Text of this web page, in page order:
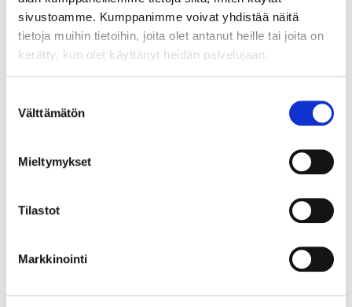
sivustoamme. Kumppanimme voivat yhdistää näitä
tietoja muihin tietoihin, joita olet antanut heille tai joita on
kerätty, kun olet käyttänyt heidän palvelujaan.
valinta
Välttämätön
Mieltymykset
Tilastot
Markkinointi
21-753
Storlek: C52
Hantverksbyxa, varselklass 1,
Finns i lager i9varuhus